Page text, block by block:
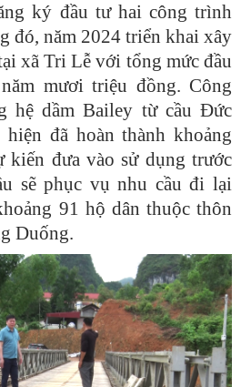
ký đầu tư hai công trình
đó, năm 2024 triển khai xây
xã Tri Lễ với tổng mức đầu
mươi triệu đồng. Công
hệ dầm Bailey từ cầu Đức
đã hoàn thành khoảng
đưa vào sử dụng trước
sẽ phục vụ nhu cầu đi lại
91 hộ dân thuộc thôn
Duống.